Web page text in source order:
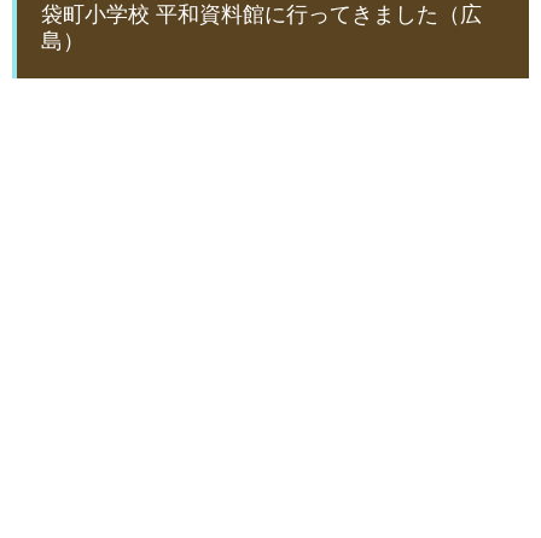
袋町小学校 平和資料館に行ってきました（広
島）